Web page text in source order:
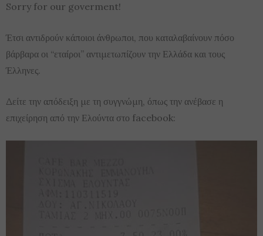
Sorry for our goverment!
Έτσι αντιδρούν κάποιοι άνθρωποι, που καταλαβαίνουν πόσο
βάρβαρα οι “εταίροι” αντιμετωπίζουν την Ελλάδα και τους
Έλληνες.
Δείτε την απόδειξη με τη συγγνώμη, όπως την ανέβασε η
επιχείρηση από την Ελούντα στο facebook: